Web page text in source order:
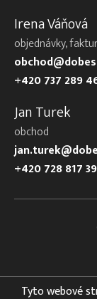
Irena Váňová
objednávky,
+420 737 289
Jan Turek
obchod
+420 728 817
Tyto webové